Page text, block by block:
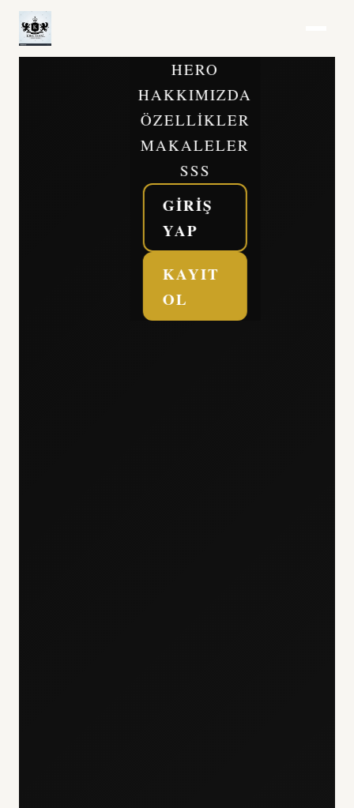
HERO
HAKKIMIZDA
ÖZELLIKLER
MAKALELER
SSS
GIRIŞ
YAP
KAYIT
OL